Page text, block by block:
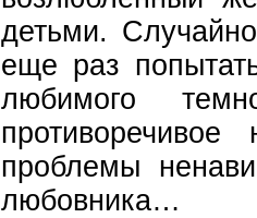
детьми.
еще раз
любимого
проблемы
любовника…